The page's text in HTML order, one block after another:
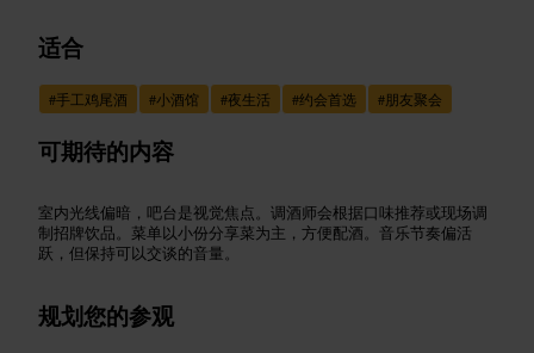
适合
#手工鸡尾酒 #小酒馆 #夜生活 #约会首选 #朋友聚会
可期待的内容
室内光线偏暗，吧台是视觉焦点。调酒师会根据口味推荐或现场调
制招牌饮品。菜单以小份分享菜为主，方便配酒。音乐节奏偏活
跃，但保持可以交谈的音量。
规划您的参观